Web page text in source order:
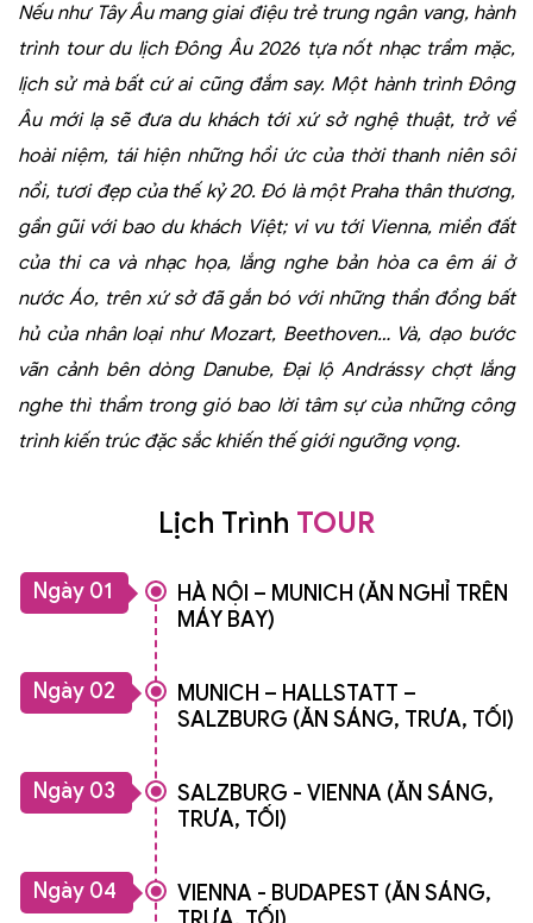
Nếu như Tây Âu mang giai điệu trẻ trung ngân vang, hành
trình tour du lịch Đông Âu 2026 tựa nốt nhạc trầm mặc,
lịch sử mà bất cứ ai cũng đắm say. Một hành trình Đông
Âu mới lạ sẽ đưa du khách tới xứ sở nghệ thuật, trở về
hoài niệm, tái hiện những hồi ức của thời thanh niên sôi
nổi, tươi đẹp của thế kỷ 20. Đó là một Praha thân thương,
gần gũi với bao du khách Việt; vi vu tới Vienna, miền đất
của thi ca và nhạc họa, lắng nghe bản hòa ca êm ái ở
nước Áo, trên xứ sở đã gắn bó với những thần đồng bất
hủ của nhân loại như Mozart, Beethoven… Và, dạo bước
vãn cảnh bên dòng Danube, Đại lộ Andrássy chợt lắng
nghe thì thầm trong gió bao lời tâm sự của những công
trình kiến trúc đặc sắc khiến thế giới ngưỡng vọng.
Lịch Trình TOUR
Ngày 01
HÀ NỘI – MUNICH (ĂN NGHỈ TRÊN
MÁY BAY)
Ngày 02
MUNICH – HALLSTATT –
SALZBURG (ĂN SÁNG, TRƯA, TỐI)
Ngày 03
SALZBURG - VIENNA (ĂN SÁNG,
TRƯA, TỐI)
Ngày 04
VIENNA - BUDAPEST (ĂN SÁNG,